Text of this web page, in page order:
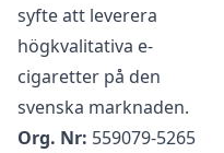
syfte att leverera
högkvalitativa e-
cigaretter på den
svenska marknaden.
Org. Nr: 559079-5265